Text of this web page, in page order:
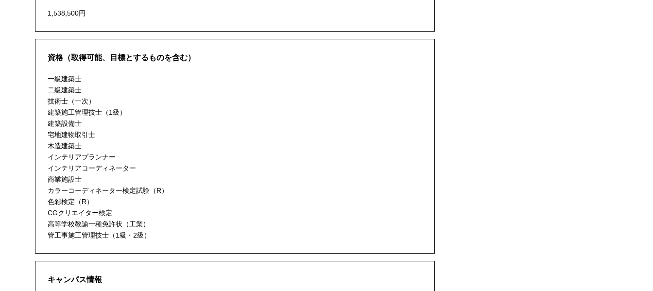
1,538,500円
資格（取得可能、目標とするものを含む）
一級建築士
二級建築士
技術士（一次）
建築施工管理技士（1級）
建築設備士
宅地建物取引士
木造建築士
インテリアプランナー
インテリアコーディネーター
商業施設士
カラーコーディネーター検定試験（R）
色彩検定（R）
CGクリエイター検定
高等学校教諭一種免許状（工業）
管工事施工管理技士（1級・2級）
キャンパス情報